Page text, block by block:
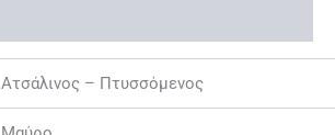
Ατσάλινος – Πτυσσόμενος